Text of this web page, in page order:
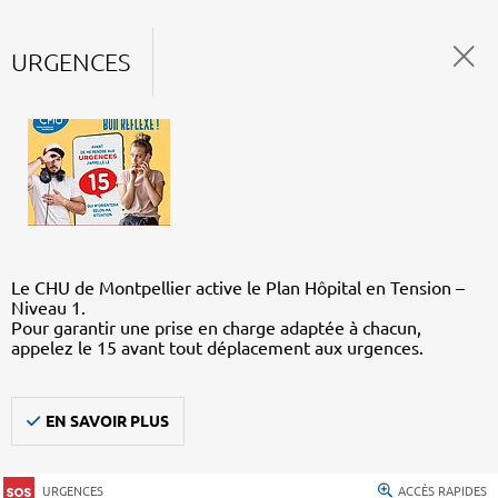
URGENCES
Le CHU de Montpellier active le Plan Hôpital en Tension –
Niveau 1.
Pour garantir une prise en charge adaptée à chacun,
appelez le 15 avant tout déplacement aux urgences.
EN SAVOIR PLUS
URGENCES ACCÈS RAPIDES